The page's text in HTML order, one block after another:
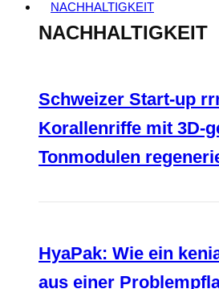
NACHHALTIGKEIT
NACHHALTIGKEIT
Schweizer Start-up
Korallenriffe mit 3D-
Tonmodulen
HyaPak: Wie ein
aus einer